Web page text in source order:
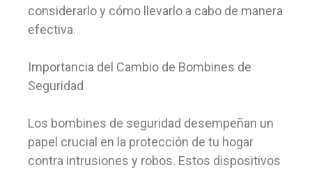
considerarlo y cómo llevarlo a cabo de manera
efectiva.
Importancia del Cambio de Bombines de
Seguridad
Los bombines de seguridad desempeñan un
papel crucial en la protección de tu hogar
contra intrusiones y robos. Estos dispositivos